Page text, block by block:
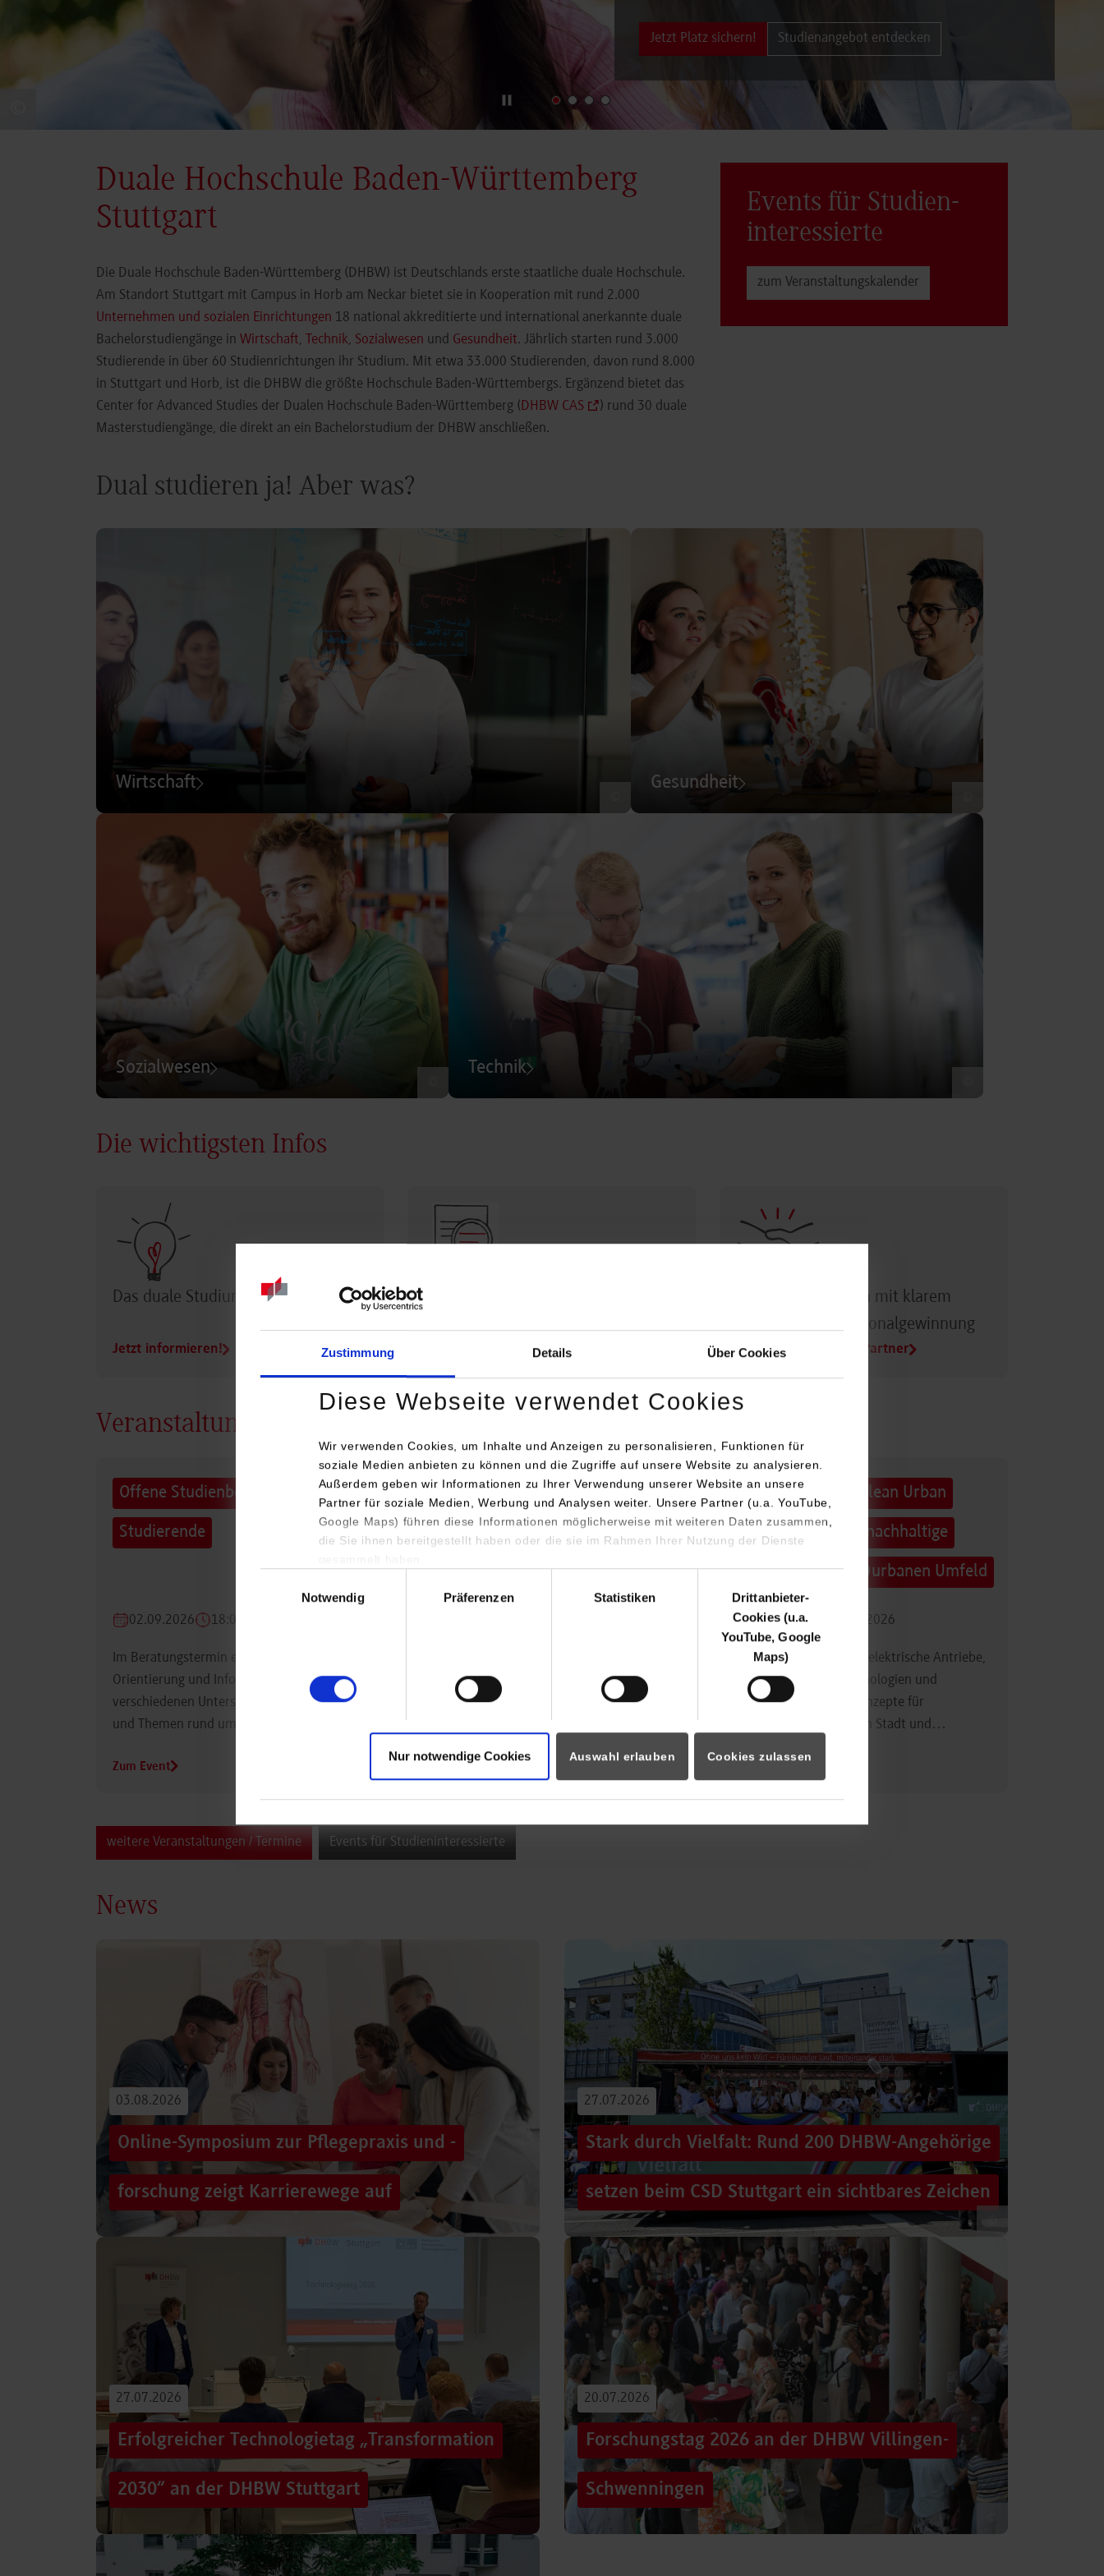
Zustimmung Details Über Cookies
Diese Webseite verwendet Cookies
Wir verwenden Cookies, um Inhalte und Anzeigen zu personalisieren, Funktionen für
soziale Medien anbieten zu können und die Zugriffe auf unsere Website zu analysieren.
Außerdem geben wir Informationen zu Ihrer Verwendung unserer Website an unsere
Partner für soziale Medien, Werbung und Analysen weiter. Unsere Partner (u.a. YouTube,
Google Maps) führen diese Informationen möglicherweise mit weiteren Daten zusammen,
die Sie ihnen bereitgestellt haben oder die sie im Rahmen Ihrer Nutzung der Dienste
Notwendig
Präferenzen Statistiken
Drittanbieter-
Cookies (u.a.
YouTube, Google
Maps)
Nur notwendige Cookies Auswahl erlauben Cookies zulassen
Jetzt Platz sichern! Studienangebot entdecken
Duale Hochschule Baden-Württemberg
Stuttgart
Die Duale Hochschule Baden-Württemberg (DHBW) ist Deutschlands erste staatliche duale Hochschule.
Am Standort Stuttgart mit Campus in Horb am Neckar bietet sie in Kooperation mit rund 2.000
Unternehmen und sozialen Einrichtungen 18 national akkreditierte und international anerkannte duale
Bachelorstudiengänge in Wirtschaft, Technik, Sozialwesen und Gesundheit. Jährlich starten rund 3.000
Studierende in über 60 Studienrichtungen ihr Studium. Mit etwa 33.000 Studierenden, davon rund 8.000
in Stuttgart und Horb, ist die DHBW die größte Hochschule Baden-Württembergs. Ergänzend bietet das
Center for Advanced Studies der Dualen Hochschule Baden-Württemberg (DHBW CAS
) rund 30 duale
Masterstudiengänge, die direkt an ein Bachelorstudium der DHBW anschließen.
Events für Studien­
interessierte
zum Veranstaltungs­kalender
Dual studieren ja! Aber was?
Wirtschaft Gesundheit
Sozialwesen Technik
Die wichtigsten Infos
Das duale Studium im Überblick
Jetzt informieren! Profil der DHBW Stuttgart
Dualer Partner sein mit klarem
Vorteil bei der Personalgewinnung
Alle Infos für Duale Partner
Veranstaltungen
Offene Studienberatung für
Studierende
02.09.2026 18:00 Uhr
Im Beratungstermin erhalten Studierende
Orientierung und Informationen zu
verschiedenen Unterstützungsmöglichkeiten
und Themen rund um das Studium.
Zum Event
INDIS-Infoveranstaltung für
Studierende
Studierende
Zum Event
Technologietag: Clean Urban
Transportation – nachhaltige
Mobilität im (sub)urbanen Umfeld
16.09.2026 - 17.09.2026
Im Mittelpunkt stehen elektrische Antriebe,
moderne Batterietechnologien und
innovative Fahrzeugkonzepte für
nachhaltige Mobilität in Stadt und…
weitere Veranstaltungen / Termine Events für Studieninteressierte
News
03.08.2026
Online-Symposium zur Pflegepraxis und -
forschung zeigt Karrierewege auf
Von der Promotion in Australien über die Weiterentwicklung
Führungsaufgaben – Drei…
Beitrag lesen
27.07.2026
Stark durch Vielfalt: Rund 200 DHBW-Angehörige
setzen beim CSD Stuttgart ein sichtbares Zeichen
Hunderttausende Menschen säumten am Samstag die Straßen der
Stuttgarter Innenstadt. Mitten im farbenfrohen Zug: ein eigener DHBW-
Truck, eine große…
Beitrag lesen
27.07.2026
Erfolgreicher Technologietag „Transformation
2030“ an der DHBW Stuttgart
Wie gelingt Transformation in einer Zeit, in der sich Technologien, Märkte
und gesellschaftliche Rahmenbedingungen immer schneller verändern?
Genau…
20.07.2026
Forschungstag 2026 an der DHBW Villingen-
Schwenningen
Grenzen überschreiten – und dennoch eine Verbindung schaffen, mit